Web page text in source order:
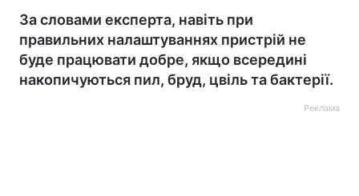
За словами експерта, навіть при
правильних налаштуваннях пристрій не
буде працювати добре, якщо всередині
накопичуються пил, бруд, цвіль та бактерії.
Реклама